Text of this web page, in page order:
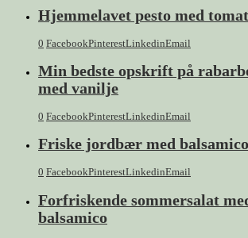
Hjemmelavet pesto med
0 FacebookPinterestLinkedinEmail
Min bedste opskrift på
med vanilje
0 FacebookPinterestLinkedinEmail
Friske jordbær med balsamico
0 FacebookPinterestLinkedinEmail
Forfriskende sommersalat
balsamico